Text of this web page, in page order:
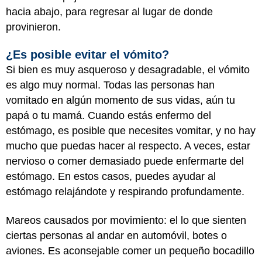
hacia abajo, para regresar al lugar de donde
provinieron.
¿Es posible evitar el vómito?
Si bien es muy asqueroso y desagradable, el vómito
es algo muy normal. Todas las personas han
vomitado en algún momento de sus vidas, aún tu
papá o tu mamá. Cuando estás enfermo del
estómago, es posible que necesites vomitar, y no hay
mucho que puedas hacer al respecto. A veces, estar
nervioso o comer demasiado puede enfermarte del
estómago. En estos casos, puedes ayudar al
estómago relajándote y respirando profundamente.
Mareos causados por movimiento: el lo que sienten
ciertas personas al andar en automóvil, botes o
aviones. Es aconsejable comer un pequeño bocadillo